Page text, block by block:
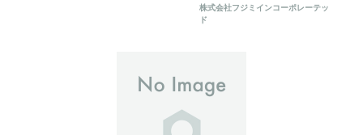
株式会社フジミインコーポレーテッ
ド